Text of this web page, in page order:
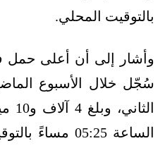
بالتوقيت المحلي.
وأشار إلى أن أعلى حمل
الساعة 05:25